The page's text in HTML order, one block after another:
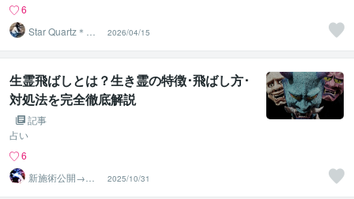
6
Star Quartz＊ス
タークォーツ
2026/04/15
生霊飛ばしとは？生き霊の特徴･飛ばし方･
対処法を完全徹底解説
記事
占い
6
新施術公開→≪
相手意識強制変
化≫◆星桜龍
2025/10/31